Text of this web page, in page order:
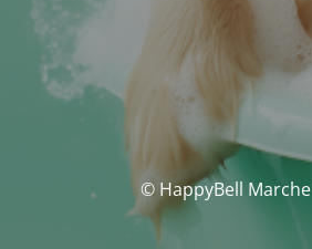
© HappyBell